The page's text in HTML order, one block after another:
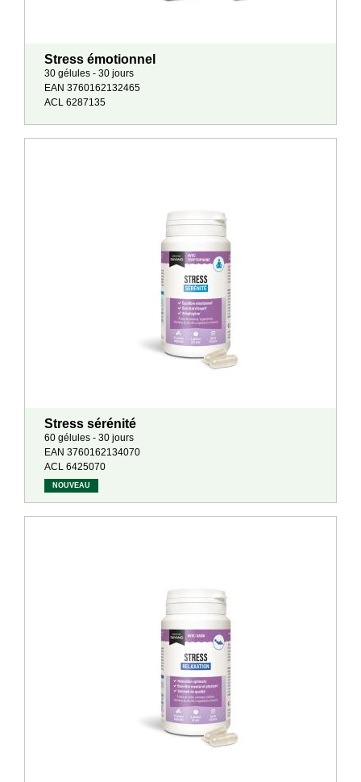
Stress émotionnel
30 gélules - 30 jours
EAN 3760162132465
ACL 6287135
Stress sérénité
60 gélules - 30 jours
EAN 3760162134070
ACL 6425070
NOUVEAU